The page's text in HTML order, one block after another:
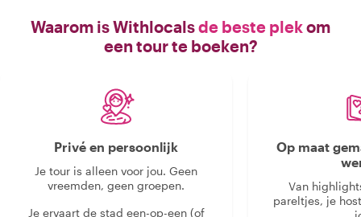
Waarom is Withlocalsde beste plekom
een tour te boeken?
Privé en persoonlijk
Je tour is alleen voor jou. Geen
vreemden, geen groepen.
Je ervaart de stad een-op-een (of
Op maat
Van
pareltjes, je